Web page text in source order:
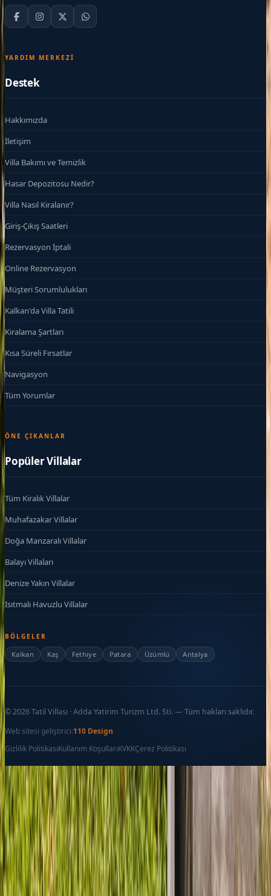
YARDIM MERKEZI
Destek
Hakkımızda
İletişim
Villa Bakımı ve Temizlik
Hasar Depozitosu Nedir?
Villa Nasıl Kiralanır?
Giriş-Çıkış Saatleri
Rezervasyon İptali
Online Rezervasyon
Müşteri Sorumlulukları
Kalkan'da Villa Tatili
Kiralama Şartları
Kısa Süreli Fırsatlar
Navigasyon
Tüm Yorumlar
ÖNE ÇIKANLAR
Popüler Villalar
Tüm Kiralık Villalar
Muhafazakar Villalar
Doğa Manzaralı Villalar
Balayı Villaları
Denize Yakın Villalar
Isıtmalı Havuzlu Villalar
BÖLGELER
Kalkan Kaş Fethiye Patara Üzümlü Antalya
©2026Tatil Villası · Adda Yatirim Turizm Ltd. Sti. — Tüm hakları saklıdır.
Web sitesi geliştirici:110 Design
Gizlilik PolitikasıKullanım KoşullarıKVKKÇerez Politikası
Ara Favoriler İletişim